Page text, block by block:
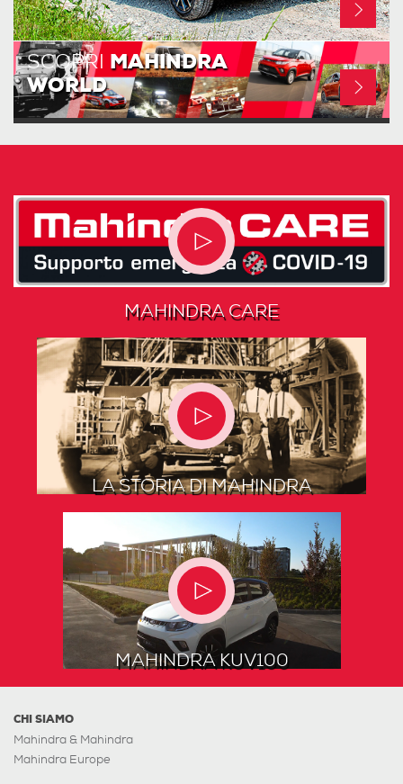
SCOPRI MAHINDRA
WORLD
MAHINDRA CARE
LA STORIA DI MAHINDRA
MAHINDRA KUV100
CHI SIAMO
Mahindra & Mahindra
Mahindra Europe